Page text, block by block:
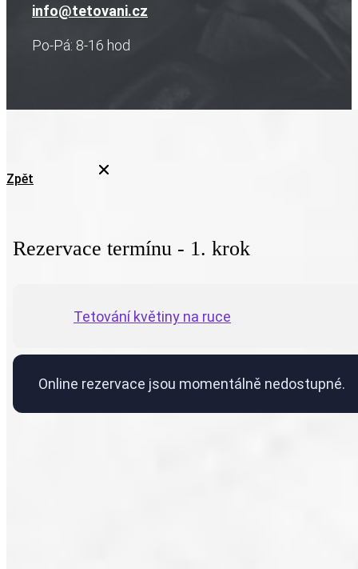
info@tetovani.cz
Po-Pá: 8-16 hod
Zpět
Rezervace termínu - 1. krok
Tetování květiny na ruce
Online rezervace jsou momentálně nedostupné.